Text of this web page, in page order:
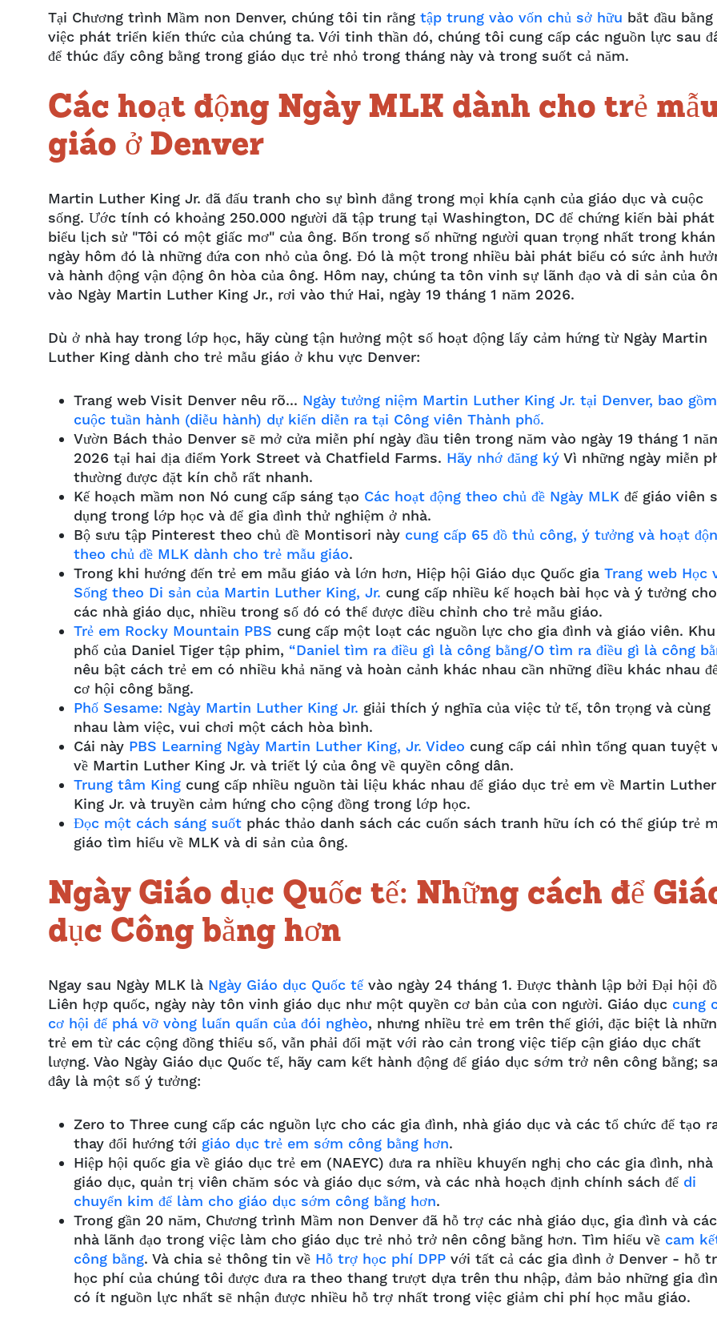
Tại Chương trình Mầm non Denver, chúng tôi tin rằng tập trung vào vốn chủ sở hữu bắt đầu bằng
việc phát triển kiến thức của chúng ta. Với tinh thần đó, chúng tôi cung cấp các nguồn lực sau
để thúc đẩy công bằng trong giáo dục trẻ nhỏ trong tháng này và trong suốt cả năm.
Các hoạt động Ngày MLK dành cho trẻ
giáo ở Denver
Martin Luther King Jr. đã đấu tranh cho sự bình đẳng trong mọi khía cạnh của giáo dục và cuộc
sống. Ước tính có khoảng 250.000 người đã tập trung tại Washington, DC để chứng kiến bài phát
biểu lịch sử "Tôi có một giấc mơ" của ông. Bốn trong số những người quan trọng nhất trong khán
ngày hôm đó là những đứa con nhỏ của ông. Đó là một trong nhiều bài phát biểu có sức ảnh
và hành động vận động ôn hòa của ông. Hôm nay, chúng ta tôn vinh sự lãnh đạo và di sản của
vào Ngày Martin Luther King Jr., rơi vào thứ Hai, ngày 19 tháng 1 năm 2026.
Dù ở nhà hay trong lớp học, hãy cùng tận hưởng một số hoạt động lấy cảm hứng từ Ngày Martin
Luther King dành cho trẻ mẫu giáo ở khu vực Denver:
Trang web Visit Denver nêu rõ... Ngày tưởng niệm Martin Luther King Jr. tại Denver, bao
cuộc tuần hành (diễu hành) dự kiến diễn ra tại Công viên Thành phố.
Vườn Bách thảo Denver sẽ mở cửa miễn phí ngày đầu tiên trong năm vào ngày 19 tháng 1
2026 tại hai địa điểm York Street và Chatfield Farms. Hãy nhớ đăng ký Vì những ngày miễn
thường được đặt kín chỗ rất nhanh.
Kế hoạch mầm non Nó cung cấp sáng tạo Các hoạt động theo chủ đề Ngày MLK để giáo viên
dụng trong lớp học và để gia đình thử nghiệm ở nhà.
Bộ sưu tập Pinterest theo chủ đề Montisori này cung cấp 65 đồ thủ công, ý tưởng và hoạt
theo chủ đề MLK dành cho trẻ mẫu giáo.
Trong khi hướng đến trẻ em mẫu giáo và lớn hơn, Hiệp hội Giáo dục Quốc gia Trang web Học
Sống theo Di sản của Martin Luther King, Jr. cung cấp nhiều kế hoạch bài học và ý tưởng cho
các nhà giáo dục, nhiều trong số đó có thể được điều chỉnh cho trẻ mẫu giáo.
Trẻ em Rocky Mountain PBS cung cấp một loạt các nguồn lực cho gia đình và giáo viên. Khu
phố của Daniel Tiger tập phim, “Daniel tìm ra điều gì là công bằng/O tìm ra điều gì là công
nêu bật cách trẻ em có nhiều khả năng và hoàn cảnh khác nhau cần những điều khác nhau
cơ hội công bằng.
Phố Sesame: Ngày Martin Luther King Jr. giải thích ý nghĩa của việc tử tế, tôn trọng và cùng
nhau làm việc, vui chơi một cách hòa bình.
Cái này PBS Learning Ngày Martin Luther King, Jr. Video cung cấp cái nhìn tổng quan tuyệt
về Martin Luther King Jr. và triết lý của ông về quyền công dân.
Trung tâm King cung cấp nhiều nguồn tài liệu khác nhau để giáo dục trẻ em về Martin Luther
King Jr. và truyền cảm hứng cho cộng đồng trong lớp học.
Đọc một cách sáng suốt phác thảo danh sách các cuốn sách tranh hữu ích có thể giúp trẻ
giáo tìm hiểu về MLK và di sản của ông.
Ngày Giáo dục Quốc tế: Những cách để
dục Công bằng hơn
Ngay sau Ngày MLK là Ngày Giáo dục Quốc tếvào ngày 24 tháng 1. Được thành lập bởi Đại hội
Liên hợp quốc, ngày này tôn vinh giáo dục như một quyền cơ bản của con người. Giáo dục cung
cơ hội để phá vỡ vòng luẩn quẩn của đói nghèo, nhưng nhiều trẻ em trên thế giới, đặc biệt là
trẻ em từ các cộng đồng thiểu số, vẫn phải đối mặt với rào cản trong việc tiếp cận giáo dục chất
lượng. Vào Ngày Giáo dục Quốc tế, hãy cam kết hành động để giáo dục sớm trở nên công bằng;
đây là một số ý tưởng:
Zero to Three cung cấp các nguồn lực cho các gia đình, nhà giáo dục và các tổ chức để tạo
thay đổi hướng tới giáo dục trẻ em sớm công bằng hơn.
Hiệp hội quốc gia về giáo dục trẻ em (NAEYC) đưa ra nhiều khuyến nghị cho các gia đình, nhà
giáo dục, quản trị viên chăm sóc và giáo dục sớm, và các nhà hoạch định chính sách để di
chuyển kim để làm cho giáo dục sớm công bằng hơn.
Trong gần 20 năm, Chương trình Mầm non Denver đã hỗ trợ các nhà giáo dục, gia đình và các
nhà lãnh đạo trong việc làm cho giáo dục trẻ nhỏ trở nên công bằng hơn. Tìm hiểu về cam
công bằng. Và chia sẻ thông tin về Hỗ trợ học phí DPP với tất cả các gia đình ở Denver - hỗ
học phí của chúng tôi được đưa ra theo thang trượt dựa trên thu nhập, đảm bảo những gia
có ít nguồn lực nhất sẽ nhận được nhiều hỗ trợ nhất trong việc giảm chi phí học mẫu giáo.